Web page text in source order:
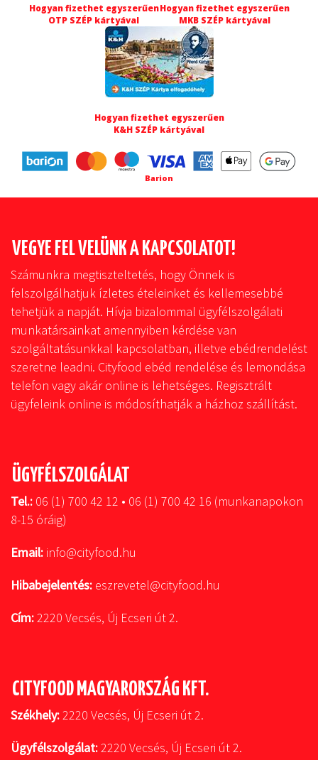
Hogyan fizethet egyszerűen
OTP SZÉP kártyával
Hogyan fizethet egyszerűen
MKB SZÉP kártyával
Hogyan fizethet egyszerűen
K&H SZÉP kártyával
Barion
VEGYE FEL VELÜNK A KAPCSOLATOT!
Számunkra megtiszteltetés, hogy Önnek is
felszolgálhatjuk ízletes ételeinket és kellemesebbé
tehetjük a napját. Hívja bizalommal ügyfélszolgálati
munkatársainkat amennyiben kérdése van
szolgáltatásunkkal kapcsolatban, illetve ebédrendelést
szeretne leadni. Cityfood ebéd rendelése és lemondása
telefon vagy akár online is lehetséges. Regisztrált
ügyfeleink online is módosíthatják a házhoz szállítást.
ÜGYFÉLSZOLGÁLAT
Tel.: 06 (1) 700 42 12 • 06 (1) 700 42 16 (munkanapokon
8-15 óráig)
Email: info@cityfood.hu
Hibabejelentés: eszrevetel@cityfood.hu
Cím:2220 Vecsés, Új Ecseri út 2.
CITYFOOD MAGYARORSZÁG KFT.
Székhely:2220 Vecsés, Új Ecseri út 2.
Ügyfélszolgálat:2220 Vecsés, Új Ecseri út 2.